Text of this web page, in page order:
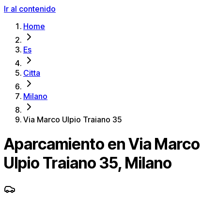
Ir al contenido
Home
Es
Citta
Milano
Via Marco Ulpio Traiano 35
Aparcamiento en Via Marco
Ulpio Traiano 35, Milano